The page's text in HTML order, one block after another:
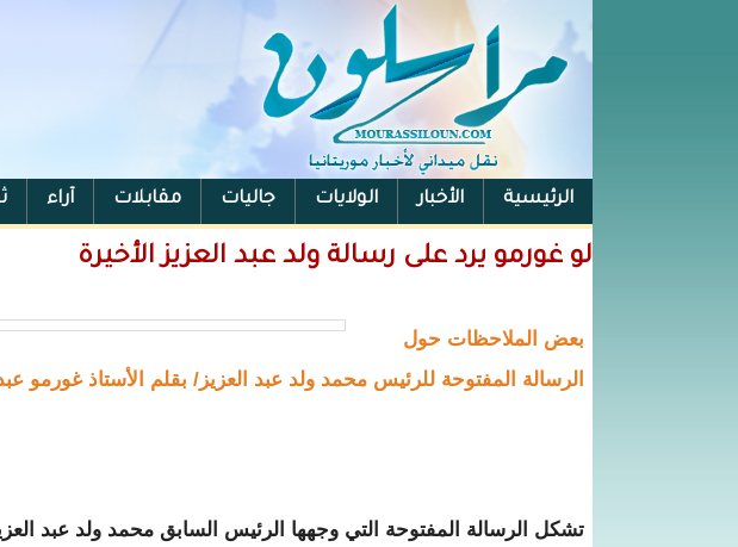
الرئيسية الأخبار الولايات جاليات مقابلات آراء
الفيس بوك
لو غورمو يرد على رسالة ولد عبد العزيز الأخيرة
بعض الملاحظات حول
الرسالة المفتوحة للرئيس محمد ولد عبد العزيز/ بقلم الأستاذ غورمو
تشكل الرسالة المفتوحة التي وجهها الرئيس السابق محمد ولد عبد